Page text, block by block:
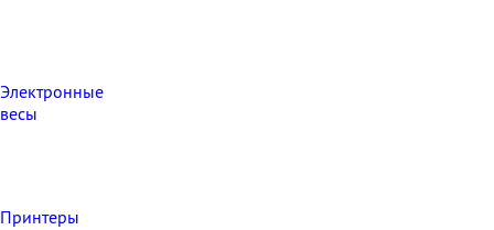
Электронные
весы
Принтеры